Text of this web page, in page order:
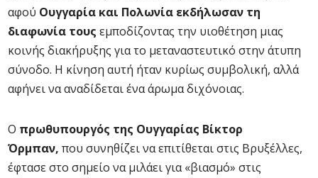
αφού Ουγγαρία και Πολωνία εκδήλωσαν τη
διαφωνία τους εμποδίζοντας την υιοθέτηση μιας
κοινής διακήρυξης για το μεταναστευτικό στην άτυπη
σύνοδο. Η κίνηση αυτή ήταν κυρίως συμβολική, αλλά
αφήνει να αναδίδεται ένα άρωμα διχόνοιας.
Ο πρωθυπουργός της Ουγγαρίας Βίκτορ
Όρμπαν, που συνηθίζει να επιτίθεται στις Βρυξέλλες,
έφτασε στο σημείο να μιλάει για «βιασμό» στις